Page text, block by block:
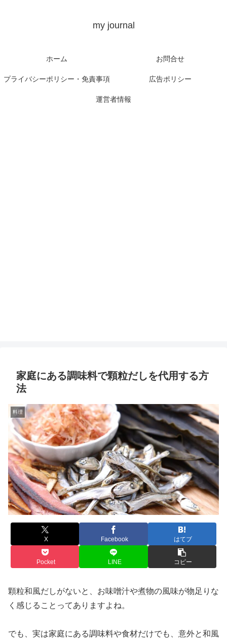
my journal
ホーム お問合せ
プライバシーポリシー・免責事項 広告ポリシー
運営者情報
家庭にある調味料で顆粒だしを代用する方
法
料理
X Facebook はてブ
Pocket LINE コピー
顆粒和風だしがないと、お味噌汁や煮物の風味が物足りな
く感じることってありますよね。
でも、実は家庭にある調味料や食材だけでも、意外と和風